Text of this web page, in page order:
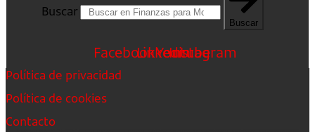
Buscar
Buscar
FacebookLinkedin
Youtube
Instagram
Política de privacidad
Política de cookies
Contacto